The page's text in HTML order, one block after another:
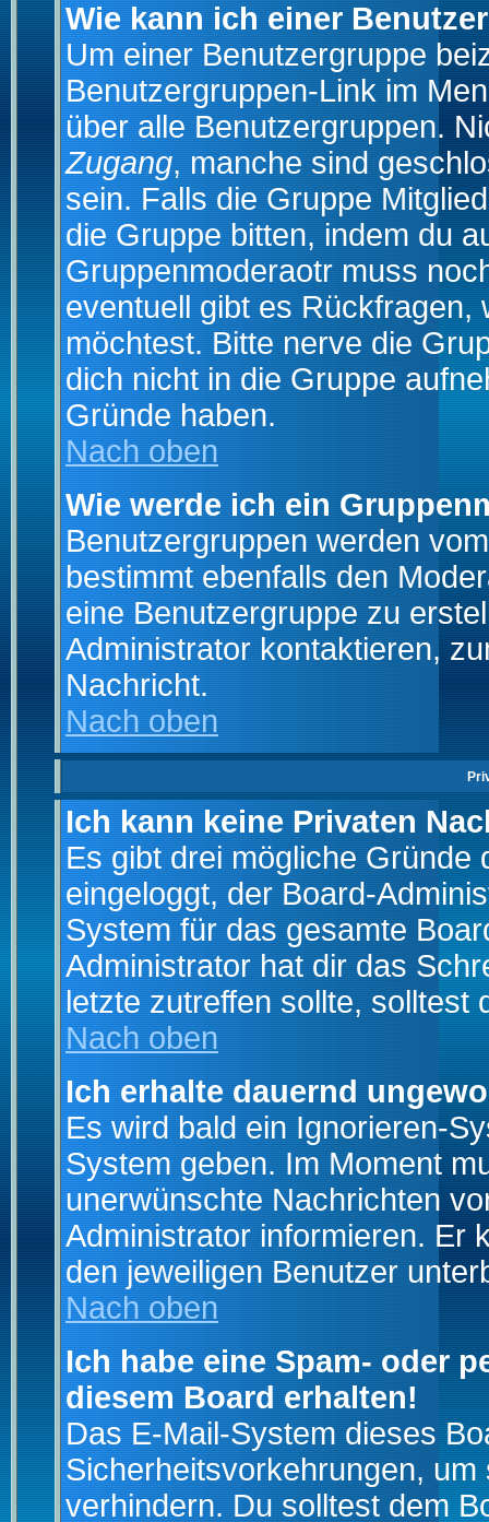
Wie kann ich einer
Um einer Benutzergruppe
Benutzergruppen-Link im
über alle Benutzergruppen.
Zugang, manche sind
sein. Falls die Gruppe
die Gruppe bitten, indem du
Gruppenmoderaotr muss
eventuell gibt es
möchtest. Bitte nerve die
dich nicht in die Gruppe
Gründe haben.
Nach oben
Wie werde ich ein
Benutzergruppen werden
bestimmt ebenfalls den
eine Benutzergruppe zu
Administrator kontaktieren,
Nachricht.
Nach oben
Ich kann keine Privaten
Es gibt drei mögliche Gründe
eingeloggt, der Board-
System für das gesamte
Administrator hat dir das
letzte zutreffen sollte, solltest
Nach oben
Ich erhalte dauernd
Es wird bald ein Ignorieren-
System geben. Im Moment
unerwünschte Nachrichten
Administrator informieren. Er
den jeweiligen Benutzer
Nach oben
Ich habe eine Spam- oder
diesem Board erhalten!
Das E-Mail-System dieses
Sicherheitsvorkehrungen,
verhindern. Du solltest dem